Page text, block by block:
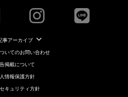
事アーカイブ
いてのお問い合わせ
掲載について
情報保護方針
キュリティ方針